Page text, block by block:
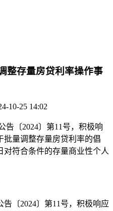
整存量房贷利率操作事
10-25 14:02
〔2024〕第11号，积极响
批量调整存量房贷利率的倡
对符合条件的存量商业性个人
〔2024〕第11号，积极响应